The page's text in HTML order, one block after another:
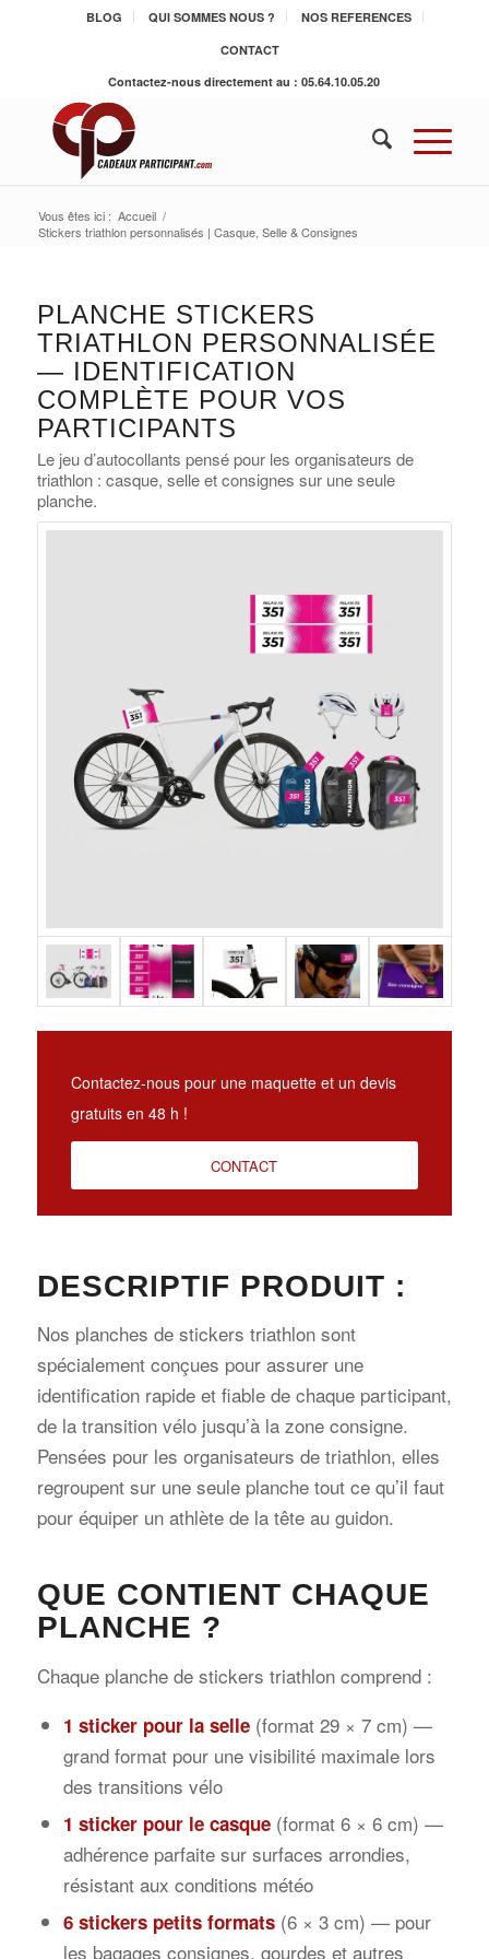
BLOG QUI SOMMES NOUS ?
NOS REFERENCES
CONTACT
Contactez-nous directement au : 05.64.10.05.20
Vous êtes ici : Accueil /
Stickers triathlon personnalisés | Casque, Selle & Consignes
PLANCHE STICKERS
TRIATHLON PERSONNALISÉE
— IDENTIFICATION
COMPLÈTE POUR VOS
PARTICIPANTS
Le jeu d’autocollants pensé pour les organisateurs de
triathlon : casque, selle et consignes sur une seule
planche.
Contactez-nous pour une maquette et un devis
gratuits en 48 h !
CONTACT
DESCRIPTIF PRODUIT :
Nos planches de stickers triathlon sont
spécialement conçues pour assurer une
identification rapide et fiable de chaque participant,
de la transition vélo jusqu’à la zone consigne.
Pensées pour les organisateurs de triathlon, elles
regroupent sur une seule planche tout ce qu’il faut
pour équiper un athlète de la tête au guidon.
QUE CONTIENT CHAQUE
PLANCHE ?
Chaque planche de stickers triathlon comprend :
1 sticker pour la selle(format 29 × 7 cm) —
grand format pour une visibilité maximale lors
des transitions vélo
1 sticker pour le casque(format 6 × 6 cm) —
adhérence parfaite sur surfaces arrondies,
résistant aux conditions météo
6 stickers petits formats(6 × 3 cm) — pour
les bagages consignes, gourdes et autres